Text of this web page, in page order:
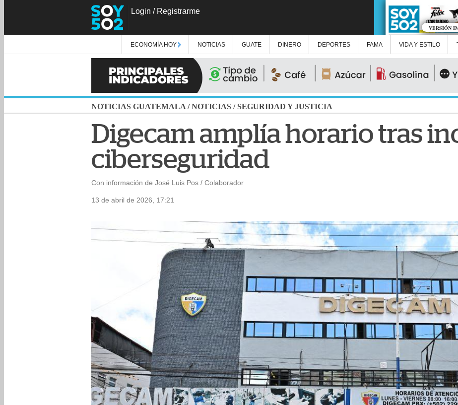
Login / Registrarme
VERSIÓN
ECONOMÍA HOY NOTICIAS GUATE DINERO DEPORTES FAMA VIDA Y ESTILO
NOTICIAS GUATEMALA /NOTICIAS /SEGURIDAD Y JUSTICIA
Digecam amplía horario tras
ciberseguridad
Con información de José Luis Pos / Colaborador
13 de abril de 2026, 17:21